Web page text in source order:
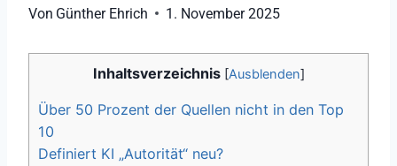
Von Günther Ehrich 1. November 2025
Inhaltsverzeichnis [Ausblenden]
Über 50 Prozent der Quellen nicht in den Top
10
Definiert KI „Autorität“ neu?